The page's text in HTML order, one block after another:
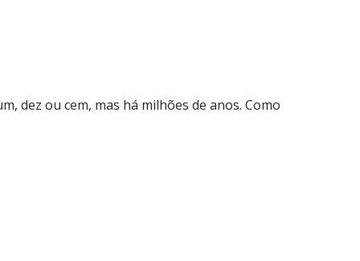
dez ou cem, mas há milhões de anos. Como